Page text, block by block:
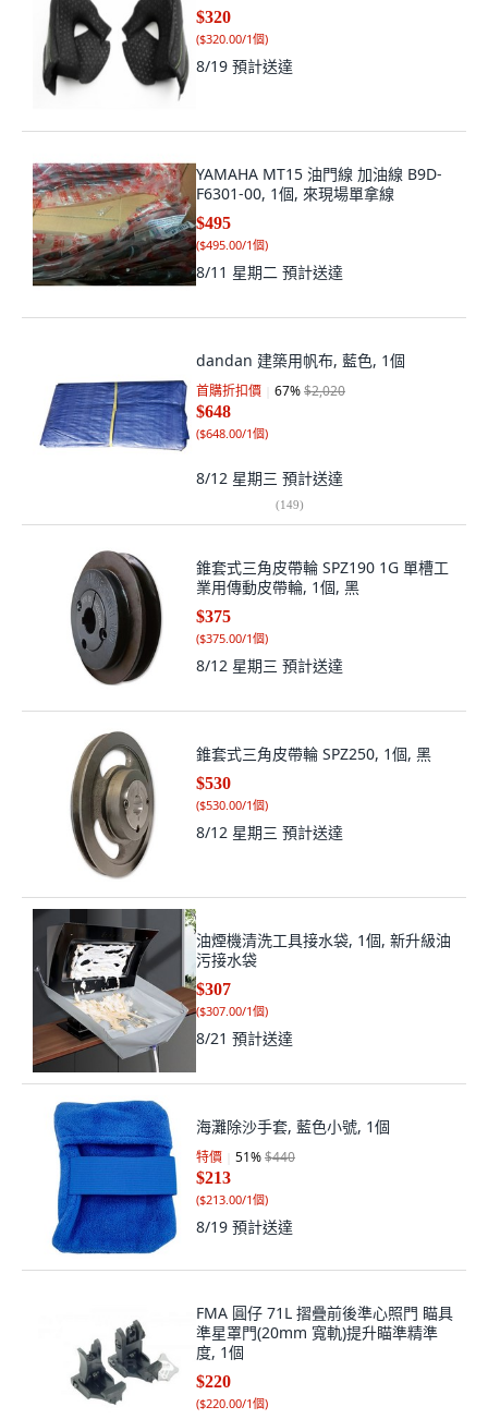
$320
($320.00/1個)
8/19 預計送達
YAMAHA MT15 油門線 加油線 B9D-
F6301-00, 1個, 來現場單拿線
$495
($495.00/1個)
8/11 星期二 預計送達
dandan 建築用帆布, 藍色, 1個
首購折扣價 67%$2,020
$648
($648.00/1個)
8/12 星期三 預計送達
(149)
錐套式三角皮帶輪 SPZ190 1G 單槽工
業用傳動皮帶輪, 1個, 黑
$375
($375.00/1個)
8/12 星期三 預計送達
錐套式三角皮帶輪 SPZ250, 1個, 黑
$530
($530.00/1個)
8/12 星期三 預計送達
油煙機清洗工具接水袋, 1個, 新升級油
污接水袋
$307
($307.00/1個)
8/21 預計送達
海灘除沙手套, 藍色小號, 1個
特價 51%$440
$213
($213.00/1個)
8/19 預計送達
FMA 圓仔 71L 摺疊前後準心照門 瞄具
準星罩門(20mm 寬軌)提升瞄準精準
度, 1個
$220
($220.00/1個)